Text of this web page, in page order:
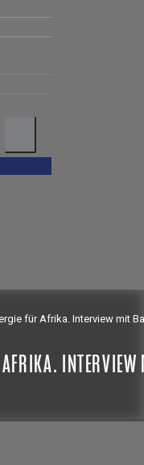
für Afrika. Interview mit
AFRIKA.